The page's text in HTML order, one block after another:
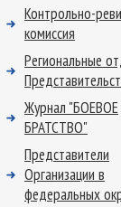
Контрольно-
комиссия
Региональные
Журнал "БОЕВОЕ
БРАТСТВО"
Представители
Организации в
федеральных